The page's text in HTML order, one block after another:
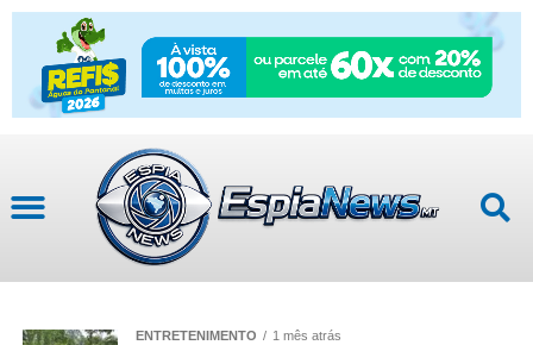
ENTRETENIMENTO 1 mês atrás